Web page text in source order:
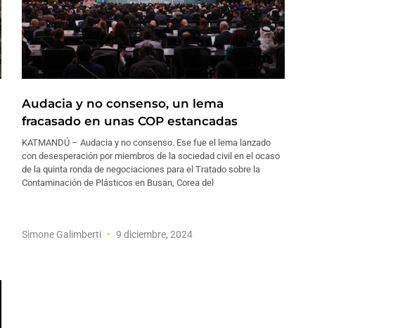
Audacia y no consenso, un lema
fracasado en unas COP estancadas
KATMANDÚ – Audacia y no consenso. Ese fue el lema lanzado
con desesperación por miembros de la sociedad civil en el ocaso
de la quinta ronda de negociaciones para el Tratado sobre la
Contaminación de Plásticos en Busan, Corea del
Simone Galimberti 9 diciembre, 2024